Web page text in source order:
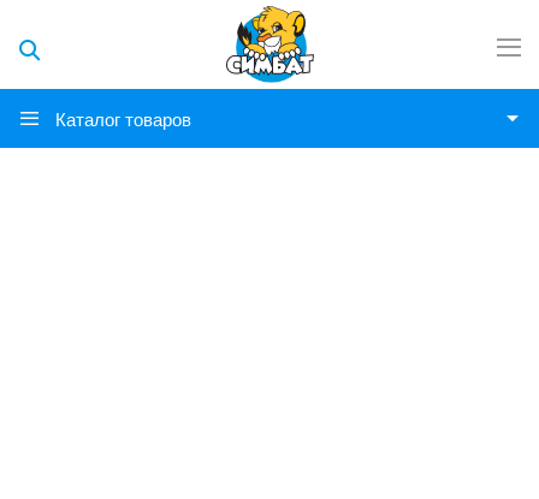
Каталог товаров